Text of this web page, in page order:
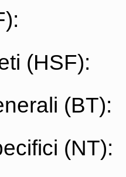
(HSF):
(BT):
(NT):